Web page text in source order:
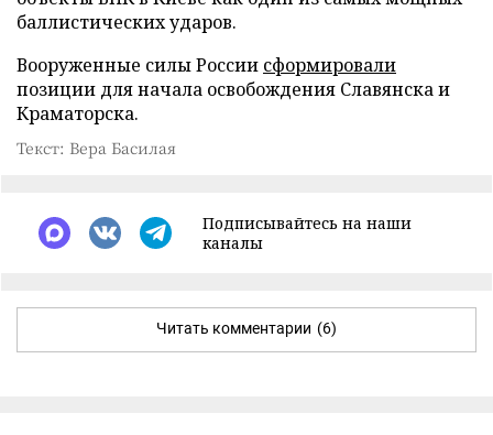
баллистических ударов.
Вооруженные силы России сформировали
позиции для начала освобождения Славянска и
Краматорска.
Текст: Вера Басилая
Подписывайтесь на наши
каналы
Читать комментарии (6)